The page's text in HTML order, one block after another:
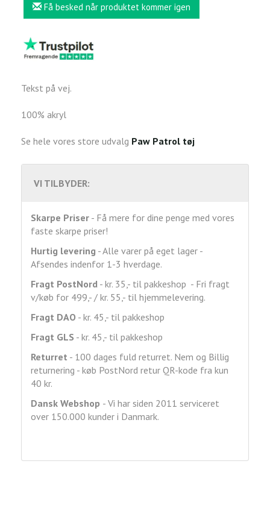
Få besked når produktet kommer igen
Tekst på vej.
100% akryl
Se hele vores store udvalg Paw Patrol tøj
VI TILBYDER:
Skarpe Priser - Få mere for dine penge med vores
faste skarpe priser!
Hurtig levering - Alle varer på eget lager -
Afsendes indenfor 1-3 hverdage.
Fragt PostNord - kr. 35,- til pakkeshop - Fri fragt
v/køb for 499,- / kr. 55,- til hjemmelevering.
Fragt DAO - kr. 45,- til pakkeshop
Fragt GLS - kr. 45,- til pakkeshop
Returret - 100 dages fuld returret. Nem og Billig
returnering - køb PostNord retur QR-kode fra kun
40 kr.
Dansk Webshop - Vi har siden 2011 serviceret
over 150.000 kunder i Danmark.